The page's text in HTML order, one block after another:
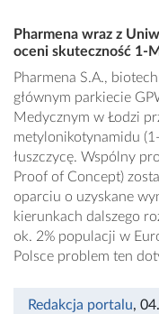
Pharmena wraz z
oceni skuteczność 1-
Pharmena S.A.,
głównym parkiecie
Medycznym w Łodzi
metylonikotynamidu
łuszczycę. Wspólny
Proof of Concept)
oparciu o uzyskane
kierunkach dalszego
ok. 2% populacji w
Polsce problem ten
Redakcja portalu,